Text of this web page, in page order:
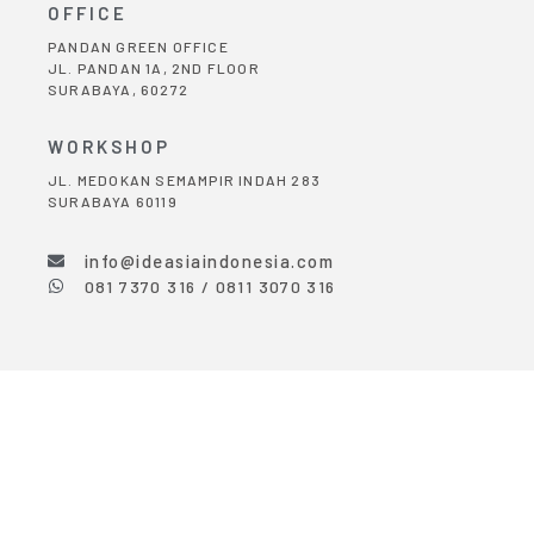
OFFICE
PANDAN GREEN OFFICE
JL. PANDAN 1A, 2ND FLOOR
SURABAYA, 60272
WORKSHOP
JL. MEDOKAN SEMAMPIR INDAH 283
SURABAYA 60119
info@ideasiaindonesia.com
081 7370 316 / 0811 3070 316